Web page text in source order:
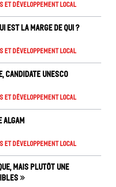
et développement local
est la marge de qui ?
et développement local
candidate UNESCO
et développement local
et développement local
mais plutôt une
»